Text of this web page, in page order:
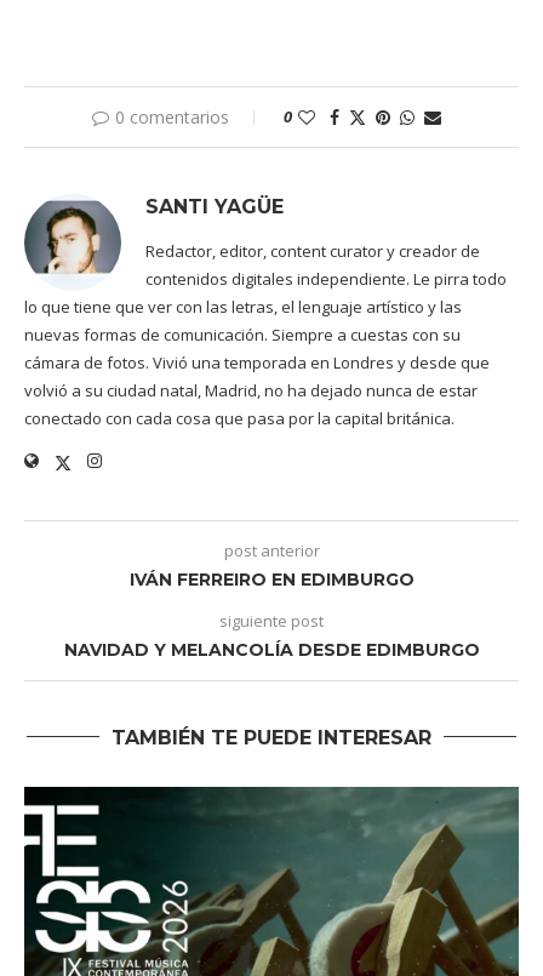
0 comentarios 0
SANTI YAGÜE
Redactor, editor, content curator y creador de
contenidos digitales independiente. Le pirra todo
lo que tiene que ver con las letras, el lenguaje artístico y las
nuevas formas de comunicación. Siempre a cuestas con su
cámara de fotos. Vivió una temporada en Londres y desde que
volvió a su ciudad natal, Madrid, no ha dejado nunca de estar
conectado con cada cosa que pasa por la capital británica.
post anterior
IVÁN FERREIRO EN EDIMBURGO
siguiente post
NAVIDAD Y MELANCOLÍA DESDE EDIMBURGO
TAMBIÉN TE PUEDE INTERESAR